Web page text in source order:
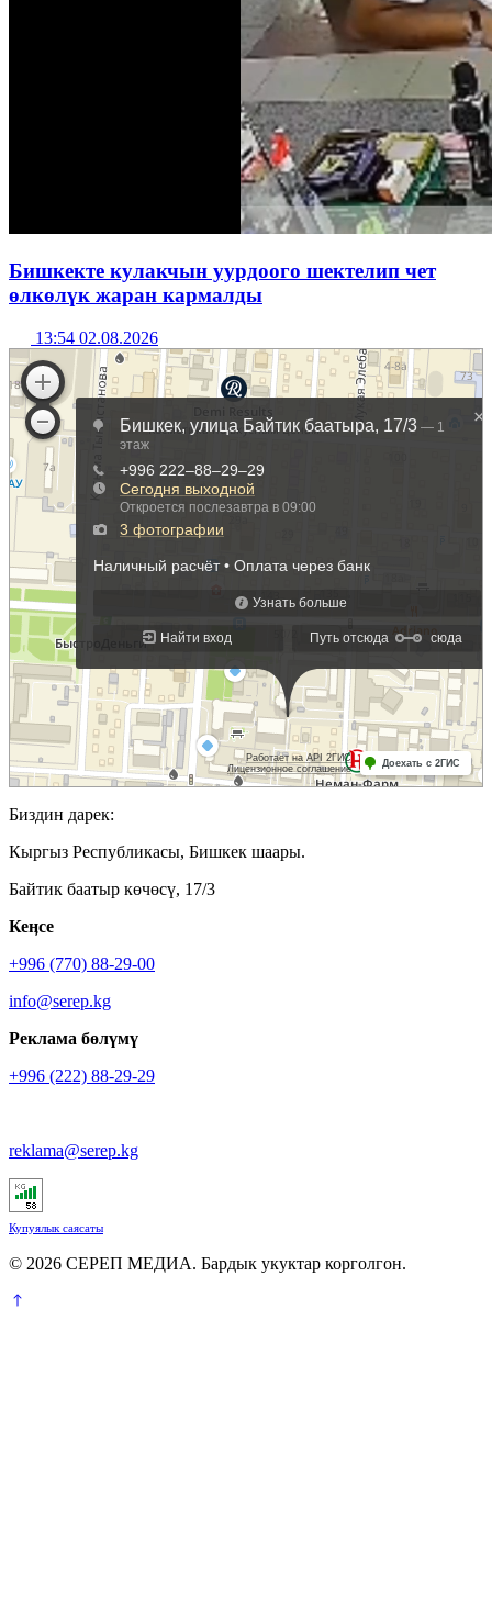
Бишкекте кулакчын уурдоого шектелип чет
өлкөлүк жаран кармалды
13:54 02.08.2026
Биздин дарек:
Кыргыз Республикасы, Бишкек шаары.
Байтик баатыр көчөсү, 17/3
Кеӊсе
+996 (770) 88-29-00
info@serep.kg
Реклама бөлүмү
+996 (222) 88-29-29
reklama@serep.kg
Купуялык саясаты
© 2026 СЕРЕП МЕДИА. Бардык укуктар корголгон.